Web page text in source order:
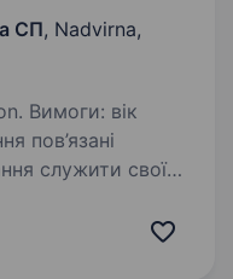
СП, Nadvirna,
пов’язані
в зоні